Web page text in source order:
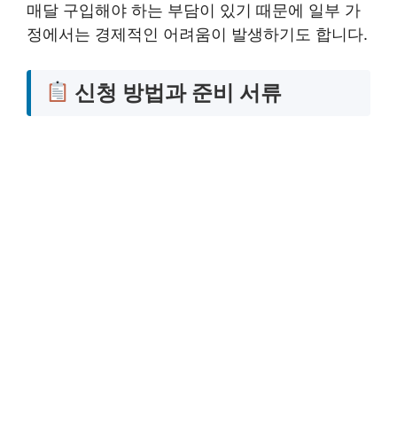
매달 구입해야 하는 부담이 있기 때문에 일부 가
정에서는 경제적인 어려움이 발생하기도 합니다.
신청 방법과 준비 서류